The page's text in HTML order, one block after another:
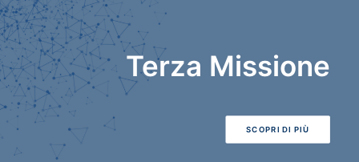
Terza Missione
SCOPRI DI PIÙ